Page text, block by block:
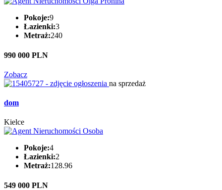
Pokoje:9
Łazienki:3
Metraż:240
990 000 PLN
Zobacz
na sprzedaż
dom
Kielce
Pokoje:4
Łazienki:2
Metraż:128.96
549 000 PLN